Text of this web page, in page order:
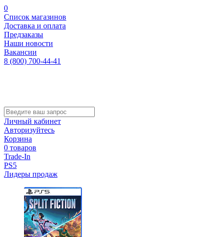
0
Список магазинов
Доставка и оплата
Предзаказы
Наши новости
Вакансии
8 (800) 700-44-41
Личный кабинет
Авторизуйтесь
Корзина
0 товаров
Trade-In
PS5
Лидеры продаж